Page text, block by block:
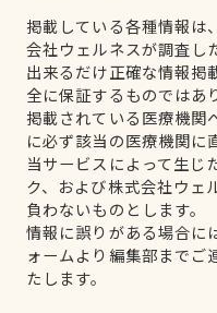
掲載している各種情報は
会社ウェルネスが調査し
出来るだけ正確な情報掲
全に保証するものではあ
掲載されている医療機関
に必ず該当の医療機関に
当サービスによって生じ
ク、および株式会社ウェ
負わないものとします。
情報に誤りがある場合に
ォームより編集部までご
たします。